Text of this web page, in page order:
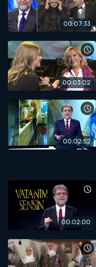
00:07:33
00:03:02
00:02:52
00:02:00